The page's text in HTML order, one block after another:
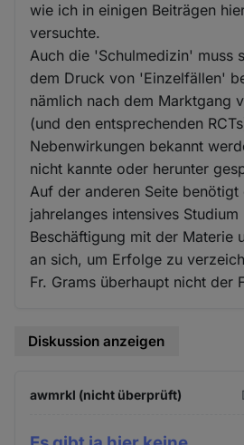
wie ich in einigen Beiträgen
versuchte.
Auch die 'Schulmedizin' muss
dem Druck von 'Einzelfällen'
nämlich nach dem Marktgang
(und den entsprechenden
Nebenwirkungen bekannt
nicht kannte oder herunter
Auf der anderen Seite
jahrelanges intensives
Beschäftigung mit der Materie
an sich, um Erfolge zu
Fr. Grams überhaupt nicht der
Diskussion anzeigen
awmrkl (nicht überprüft)